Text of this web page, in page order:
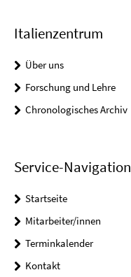
Italienzentrum
Über uns
Forschung und Lehre
Chronologisches Archiv
Service-Navigation
Startseite
Mitarbeiter/innen
Terminkalender
Kontakt